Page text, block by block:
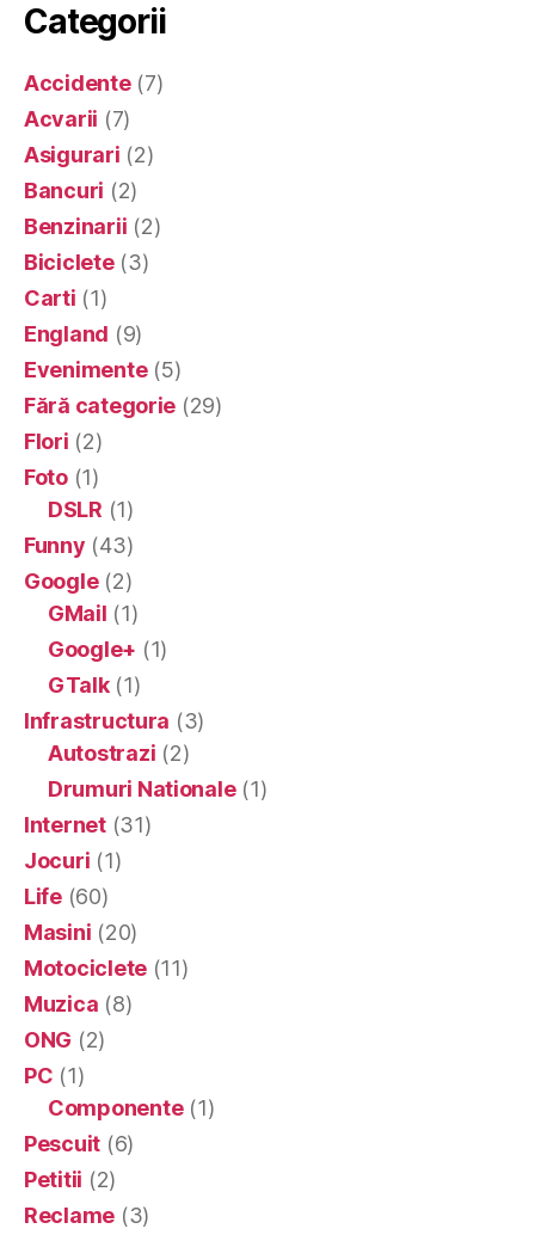
Categorii
Accidente(7)
Acvarii (7)
Asigurari (2)
Bancuri (2)
Benzinarii (2)
Biciclete(3)
Carti (1)
England (9)
Evenimente(5)
Fără categorie (29)
Flori (2)
Foto(1)
DSLR (1)
Funny (43)
Google(2)
GMail (1)
Google+ (1)
GTalk(1)
Infrastructura (3)
Autostrazi (2)
Drumuri Nationale(1)
Internet(31)
Jocuri (1)
Life(60)
Masini (20)
Motociclete (11)
Muzica (8)
ONG (2)
PC (1)
Componente(1)
Pescuit (6)
Petitii (2)
Reclame (3)